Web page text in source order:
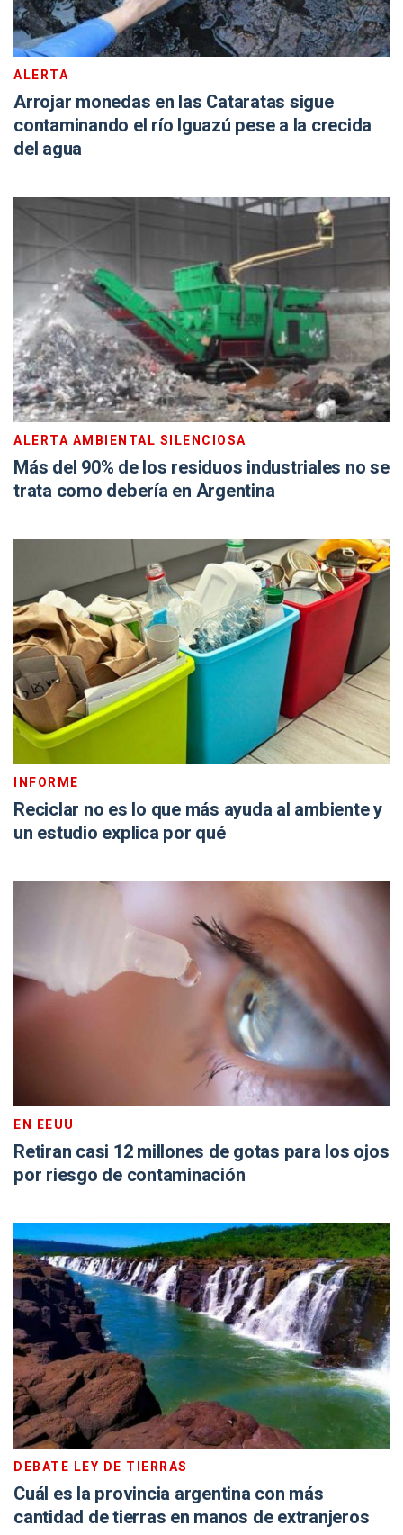
ALERTA
Arrojar monedas en las Cataratas sigue
contaminando el río Iguazú pese a la crecida
del agua
ALERTA AMBIENTAL SILENCIOSA
Más del 90% de los residuos industriales no se
trata como debería en Argentina
INFORME
Reciclar no es lo que más ayuda al ambiente y
un estudio explica por qué
EN EEUU
Retiran casi 12 millones de gotas para los ojos
por riesgo de contaminación
DEBATE LEY DE TIERRAS
Cuál es la provincia argentina con más
cantidad de tierras en manos de extranjeros